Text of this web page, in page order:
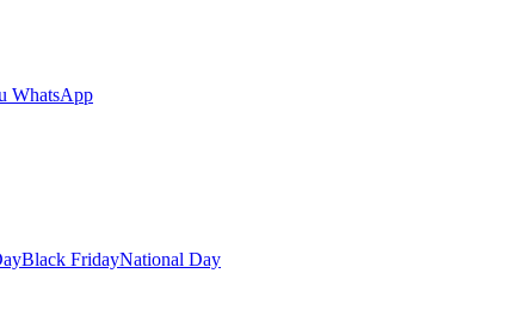
WhatsApp
Black FridayNational Day